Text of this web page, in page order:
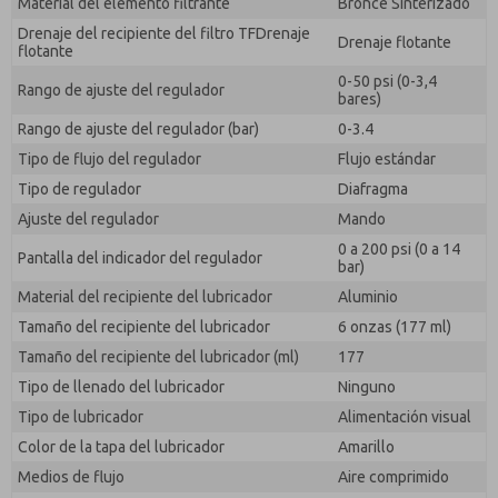
Drenaje del recipiente del filtro TFDrenaje
flotante
Drenaje flotante
Rango de ajuste del regulador
0-50 psi (0-3,4
bares)
Rango de ajuste del regulador (bar)
0-3.4
Tipo de flujo del regulador
Flujo estándar
Tipo de regulador
Diafragma
Ajuste del regulador
Mando
Pantalla del indicador del regulador
0 a 200 psi (0 a 14
bar)
Material del recipiente del lubricador
Aluminio
Tamaño del recipiente del lubricador
6 onzas (177 ml)
Tamaño del recipiente del lubricador (ml)
177
Tipo de llenado del lubricador
Ninguno
Tipo de lubricador
Alimentación visual
Color de la tapa del lubricador
Amarillo
Medios de flujo
Aire comprimido